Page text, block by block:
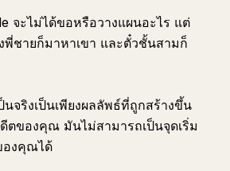
จะไม่ได้ขอหรือวางแผนอะไร แต่
พี่ชายก็มาหาเขา และตั๋วชั้นสามก็
จริงเป็นเพียงผลลัพธ์ที่ถูกสร้างขึ้น
ตของคุณ มันไม่สามารถเป็นจุดเริ่ม
องคุณได้